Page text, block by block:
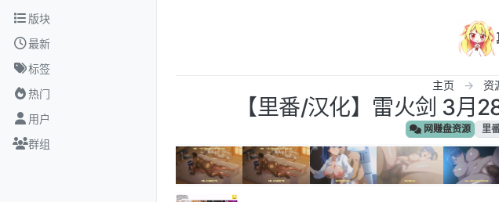
跳转至内容
版块
最新
标签
热门
用户
群组
主页 资
【里番/汉化】雷火剑 3月
网赚盘资源 里